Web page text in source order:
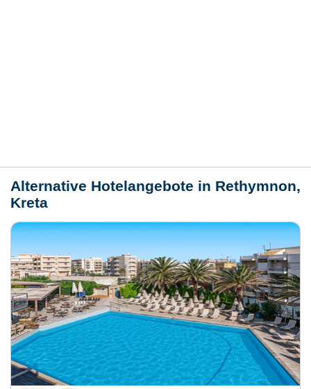
Alternative Hotelangebote in Rethymnon,
Kreta